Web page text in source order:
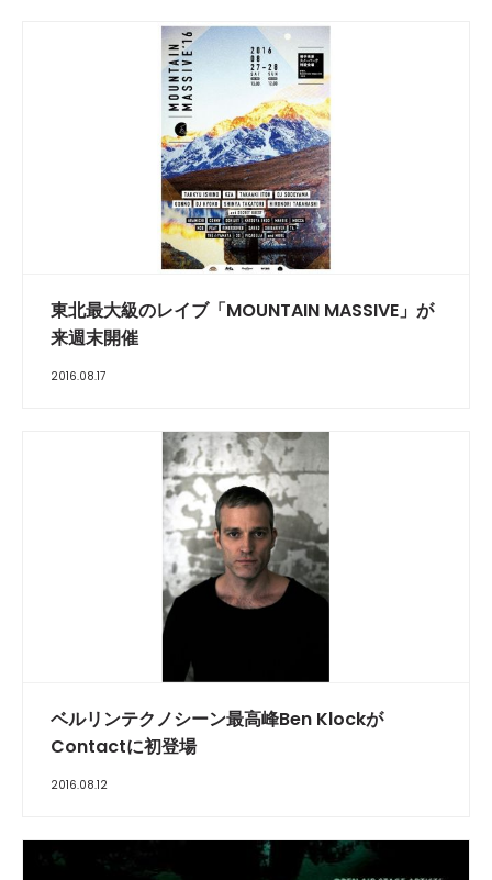
東北最大級のレイブ「MOUNTAIN MASSIVE」が
来週末開催
2016.08.17
ベルリンテクノシーン最高峰Ben Klockが
Contactに初登場
2016.08.12